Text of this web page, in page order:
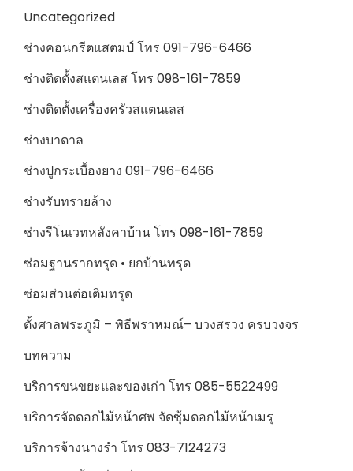
Uncategorized
ช่างคอนกรีตแสตมป์ โทร 091-796-6466
ช่างติดตั้งสแตนเลส โทร 098-161-7859
ช่างติดตั้งเครื่องครัวสแตนเลส
ช่างบาดาล
ช่างปูกระเบื้องยาง 091-796-6466
ช่างรับทรายล้าง
ช่างรีโนเวทหลังคาบ้าน โทร 098-161-7859
ซ่อมฐานรากทรุด • ยกบ้านทรุด
ซ่อมส่วนต่อเติมทรุด
ตั้งศาลพระภูมิ – พิธีพราหมณ์– บวงสรวง ครบวงจร
บทความ
บริการขนขยะและของเก่า โทร 085-5522499
บริการจัดดอกไม้หน้าศพ จัดซุ้มดอกไม้หน้าเมรุ
บริการจ้างนางรำ โทร 083-7124273